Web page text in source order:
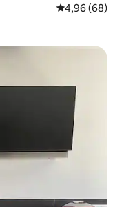
4,96 av 5 i
4,96 (68)